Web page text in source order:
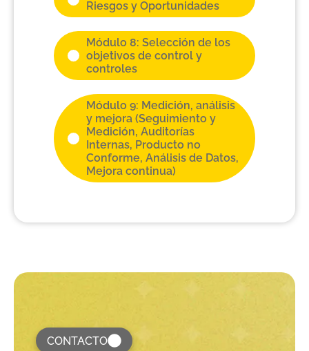
Riesgos y Oportunidades
Módulo 8: Selección de los
objetivos de control y
controles
Módulo 9: Medición, análisis
y mejora (Seguimiento y
Medición, Auditorías
Internas, Producto no
Conforme, Análisis de Datos,
Mejora continua)
CONTACTO